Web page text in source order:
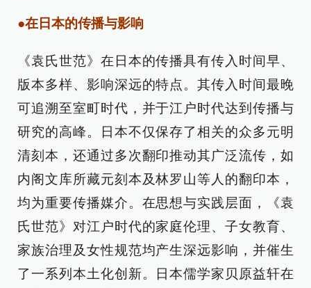
●在日本的传播与影响
《袁氏世范》在日本的传播具有传入时间早、
版本多样、影响深远的特点。其传入时间最晚
可追溯至室町时代，并于江户时代达到传播与
研究的高峰。日本不仅保存了相关的众多元明
清刻本，还通过多次翻印推动其广泛流传，如
内阁文库所藏元刻本及林罗山等人的翻印本，
均为重要传播媒介。在思想与实践层面，《袁
氏世范》对江户时代的家庭伦理、子女教育、
家族治理及女性规范均产生深远影响，并催生
了一系列本土化创新。日本儒学家贝原益轩在